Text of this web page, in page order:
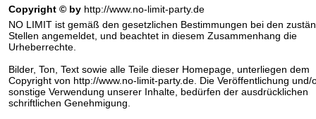
Copyright © by http://www.no-limit-party.de
NO LIMIT ist gemäß den gesetzlichen Bestimmungen bei den
Stellen angemeldet, und beachtet in diesem Zusammenhang die
Urheberrechte.
Bilder, Ton, Text sowie alle Teile dieser Homepage, unterliegen dem
Copyright von http://www.no-limit-party.de. Die Veröffentlichung und/
sonstige Verwendung unserer Inhalte, bedürfen der ausdrücklichen
schriftlichen Genehmigung.